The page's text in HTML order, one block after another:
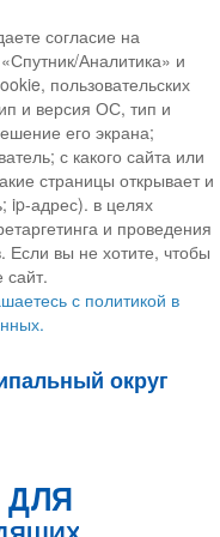
согласие на
Аналитика» и
пользовательских
и версия ОС, тип и
его экрана;
с какого сайта или
страницы открывает и
ip-адрес). в целях
и проведения
Если вы не хотите, чтобы
сайт.
с политикой в